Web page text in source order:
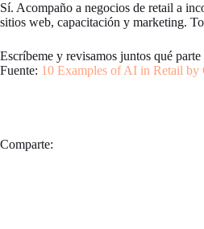
Sí. Acompaño a negocios de retail a
sitios web, capacitación y marketing.
Escríbeme y revisamos juntos qué
Fuente: 10 Examples of AI in Retail by
Comparte: